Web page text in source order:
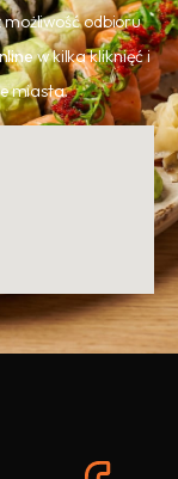
odbioru
w kilka kliknięć i
miasta.